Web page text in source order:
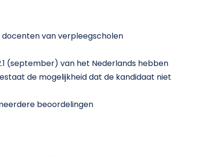
van verpleegscholen
(september) van het Nederlands hebben
de mogelijkheid dat de kandidaat niet
beoordelingen